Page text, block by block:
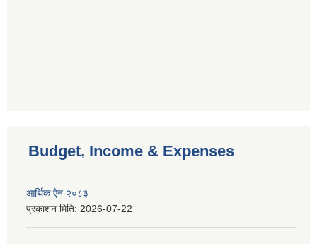
Budget, Income & Expenses
आर्थिक ऐन २०८३
प्रकाशन मिति: 2026-07-22